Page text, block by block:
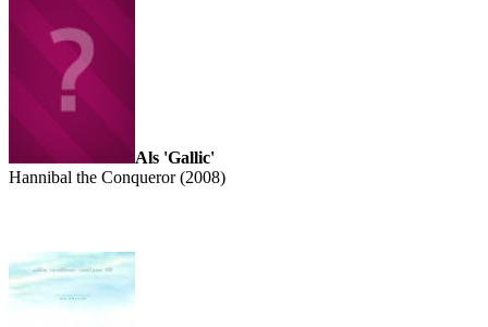
Als 'Gallic'
Hannibal the Conqueror (2008)